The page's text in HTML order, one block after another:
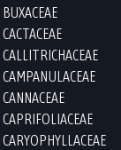
BUXACEAE
CACTACEAE
CALLITRICHACEAE
CAMPANULACEAE
CANNACEAE
CAPRIFOLIACEAE
CARYOPHYLLACEAE